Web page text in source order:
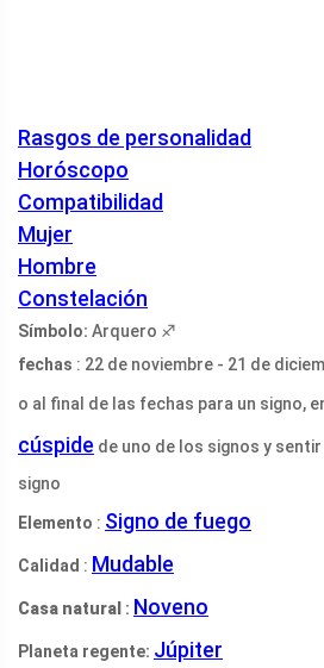
Rasgos de personalidad
Horóscopo
Compatibilidad
Mujer
Hombre
Constelación
Símbolo: Arquero ♐
fechas : 22 de noviembre - 21 de
o al final de las fechas para un signo,
cúspide de uno de los signos y
signo
Elemento : Signo de fuego
Calidad : Mudable
Casa natural : Noveno
Planeta regente: Júpiter